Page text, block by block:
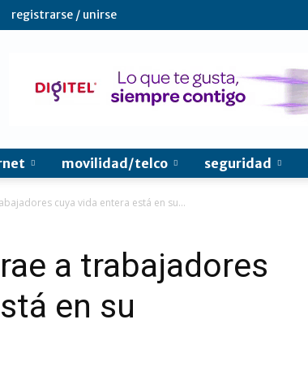
registrarse / unirse
movilidad/telco seguridad
cuya vida entera está en su...
a trabajadores
en su